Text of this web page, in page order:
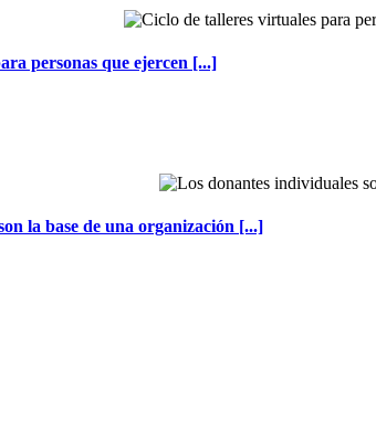
personas que ejercen [...]
la base de una organización [...]